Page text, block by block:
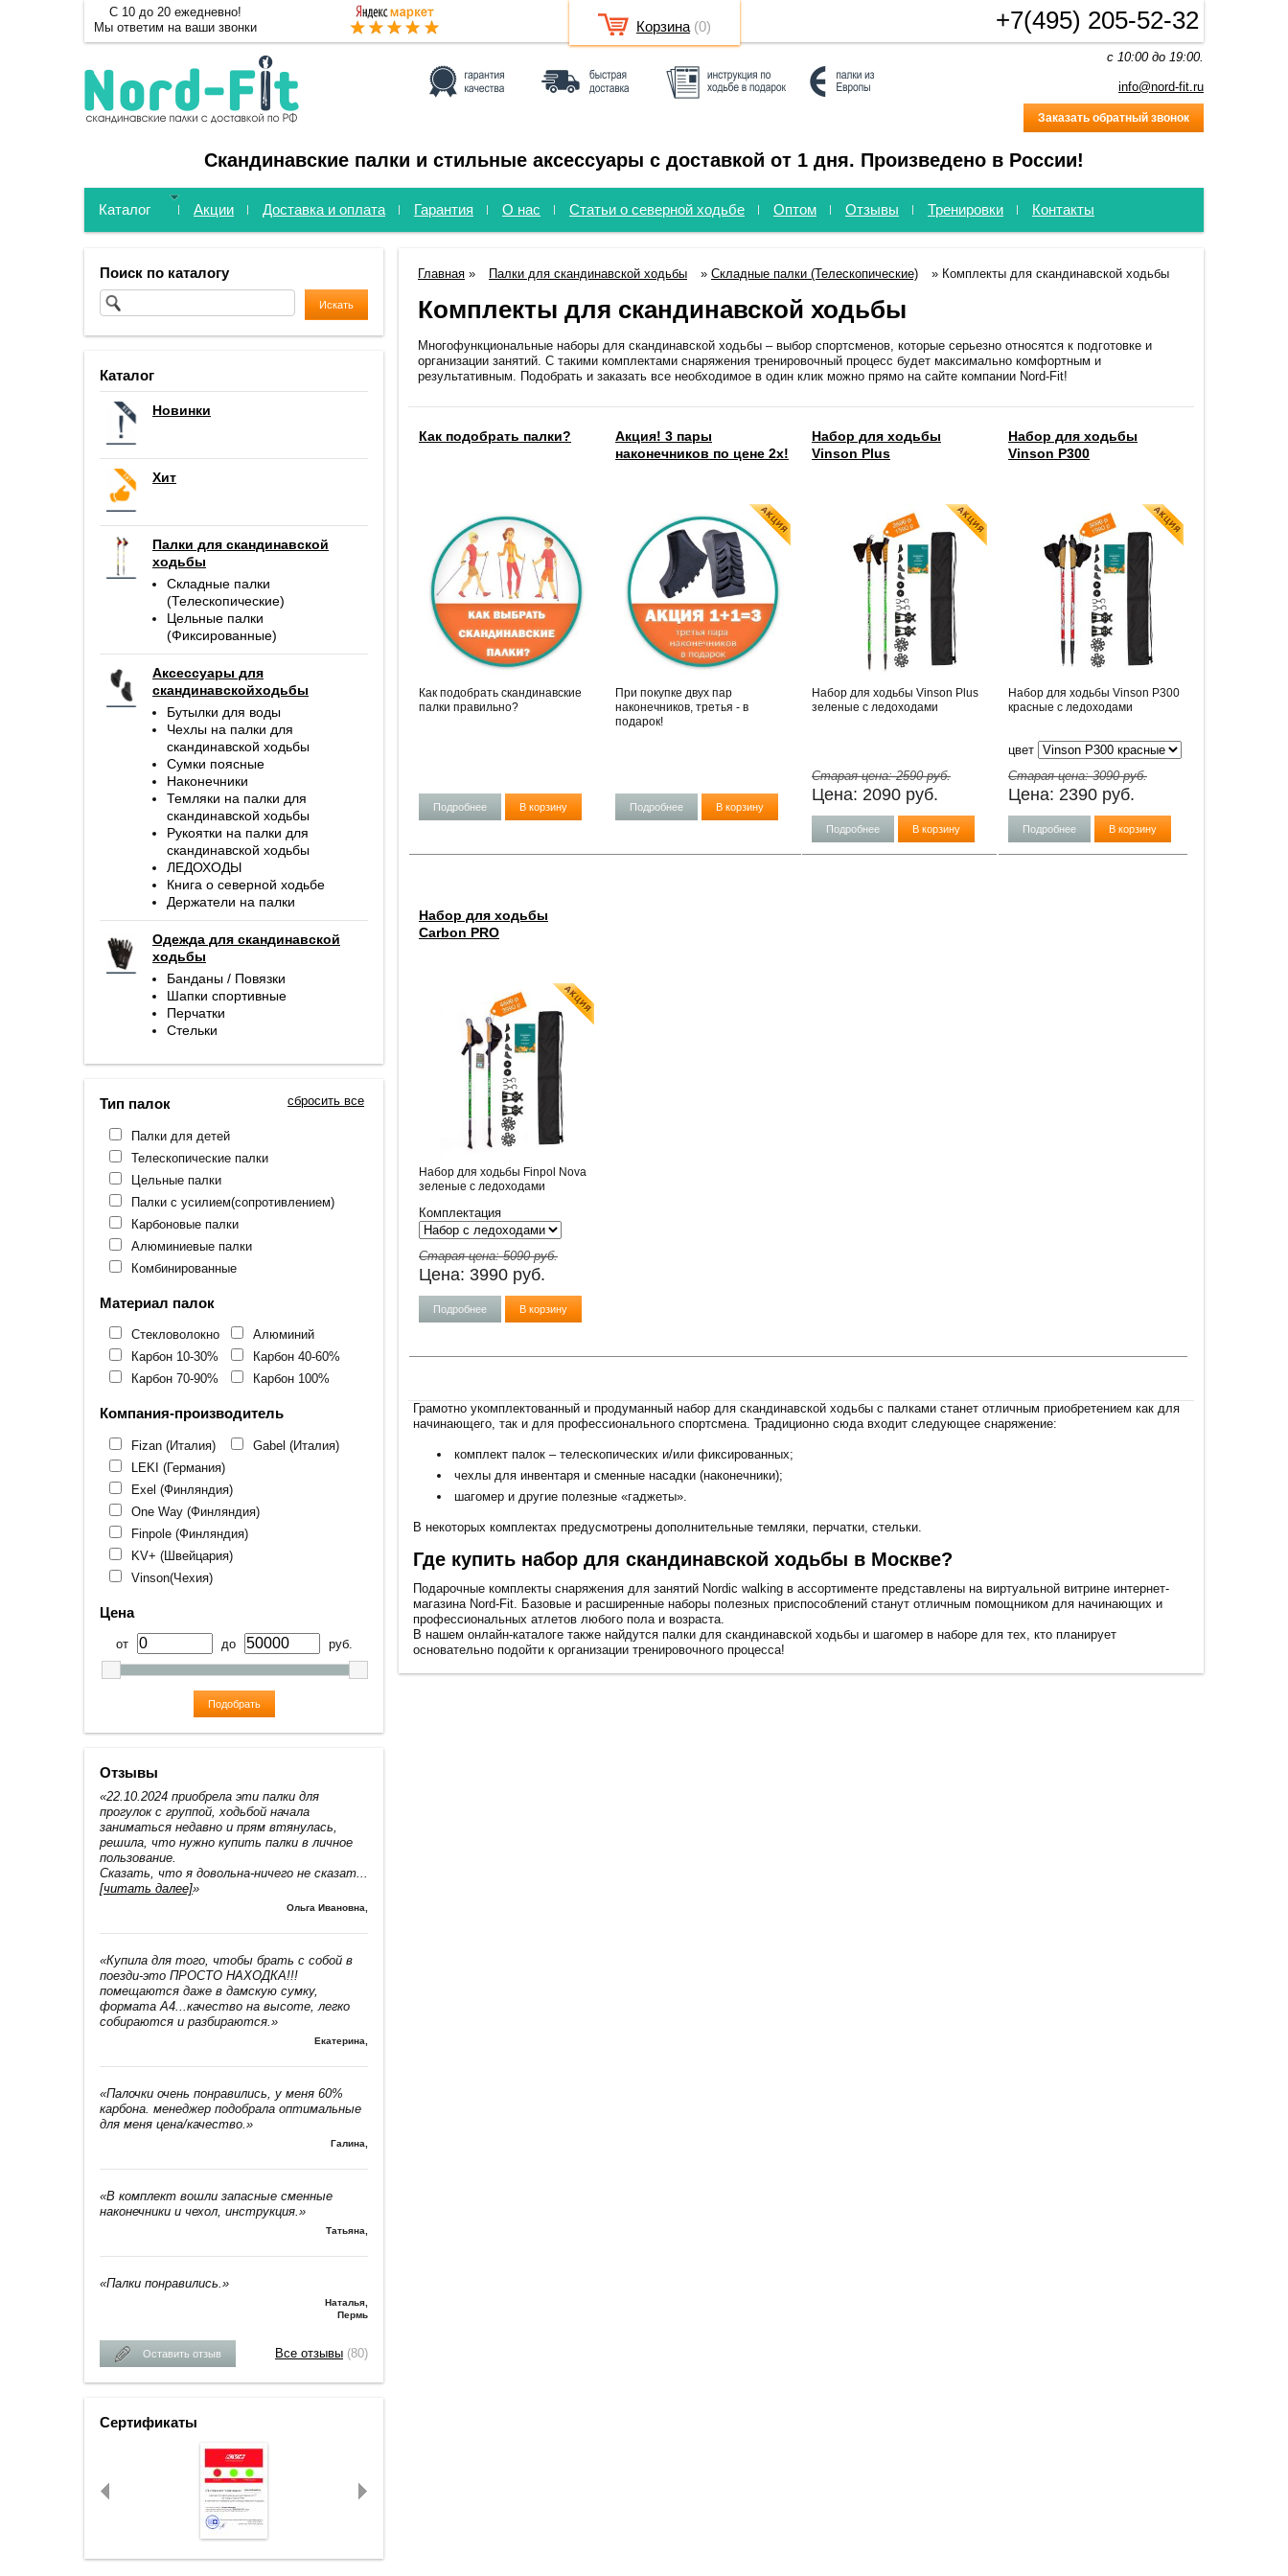
c 10:00 до 19:00.
info@nord-fit.ru
Заказать обратный звонок
Скандинавские палки и стильные аксессуары с доставкой от 1 дня. Произведено в России!
Каталог Акции Доставка и оплата Гарантия О нас Статьи о северной ходьбе Оптом Отзывы Тренировки Контакты
Поиск по каталогу
Каталог
Новинки
Хит
Палки для скандинавской
ходьбы
Складные палки
(Телескопические)
Цельные палки
(Фиксированные)
Аксессуары для
скандинавскойходьбы
Бутылки для воды
Чехлы на палки для
скандинавской ходьбы
Сумки поясные
Наконечники
Темляки на палки для
скандинавской ходьбы
Рукоятки на палки для
скандинавской ходьбы
ЛЕДОХОДЫ
Книга о северной ходьбе
Держатели на палки
Одежда для скандинавской
ходьбы
Банданы / Повязки
Шапки спортивные
Перчатки
Стельки
сбросить все
Тип палок
Палки для детей
Телескопические палки
Цельные палки
Палки с усилием(сопротивлением)
Карбоновые палки
Алюминиевые палки
Комбинированные
Материал палок
Стекловолокно
Алюминий
Карбон 10-30%
Карбон 40-60%
Карбон 70-90%
Карбон 100%
Компания-производитель
Fizan (Италия)
Gabel (Италия)
LEKI (Германия)
Exel (Финляндия)
One Way (Финляндия)
Finpole (Финляндия)
KV+ (Швейцария)
Vinson(Чехия)
Цена
от до руб.
Подобрать
Отзывы
«22.10.2024 приобрела эти палки для
прогулок с группой, ходьбой начала
заниматься недавно и прям втянулась,
решила, что нужно купить палки в личное
пользование.
Сказать, что я довольна-ничего не сказат
[читать далее]»
Ольга Ивановна
«Купила для того, чтобы брать с собой в
поезди-это ПРОСТО НАХОДКА!!!
помещаются даже в дамскую сумку,
формата А4...качество на высоте, легко
собираются и разбираются.»
Екатерина
«Палочки очень понравились, у меня 60%
карбона. менеджер подобрала оптимальные
для меня цена/качество.»
Галина
«В комплект вошли запасные сменные
наконечники и чехол, инструкция.»
Татьяна
«Палки понравились.»
Наталья
Пермь
Оставить отзыв Все отзывы (80)
Сертификаты
Главная » Палки для скандинавской ходьбы » Складные палки (Телескопические) » Комплекты для скандинавской ходьбы
Комплекты для скандинавской ходьбы
Многофункциональные наборы для скандинавской ходьбы – выбор спортсменов, которые серьезно относятся к подготовке и
организации занятий. С такими комплектами снаряжения тренировочный процесс будет максимально комфортным и
результативным. Подобрать и заказать все необходимое в один клик можно прямо на сайте компании Nord-Fit!
Как подобрать палки?
Как подобрать скандинавские
палки правильно?
Подробнее В корзину
Акция! 3 пары
наконечников по цене 2х!
При покупке двух пар
наконечников, третья - в
подарок!
Подробнее В корзину
Набор для ходьбы
Vinson Plus
Набор для ходьбы Vinson Plus
зеленые с ледоходами
Старая цена:2590руб.
Цена: 2090 руб.
Подробнее В корзину
Набор для ходьбы
Vinson P300
Набор для ходьбы Vinson P300
красные с ледоходами
цвет
Старая цена:3090руб.
Цена: 2390 руб.
Подробнее В корзину
Набор для ходьбы
Carbon PRO
Набор для ходьбы Finpol Nova
зеленые с ледоходами
Комплектация
Старая цена:5090руб.
Цена: 3990 руб.
Подробнее В корзину
Грамотно укомплектованный и продуманный набор для скандинавской ходьбы с палками станет отличным приобретением как для
начинающего, так и для профессионального спортсмена. Традиционно сюда входит следующее снаряжение:
комплект палок – телескопических и/или фиксированных;
чехлы для инвентаря и сменные насадки (наконечники);
шагомер и другие полезные «гаджеты».
В некоторых комплектах предусмотрены дополнительные темляки, перчатки, стельки.
Где купить набор для скандинавской ходьбы в Москве?
Подарочные комплекты снаряжения для занятий Nordic walking в ассортименте представлены на виртуальной витрине интернет-
магазина Nord-Fit. Базовые и расширенные наборы полезных приспособлений станут отличным помощником для начинающих и
профессиональных атлетов любого пола и возраста.
В нашем онлайн-каталоге также найдутся палки для скандинавской ходьбы и шагомер в наборе для тех, кто планирует
основательно подойти к организации тренировочного процесса!
+7(495) 205-52-32
С 10 до 20 ежедневно!
Мы ответим на ваши звонки
Корзина (0)